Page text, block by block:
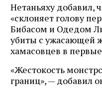
Нетаньяху добавил,
«склоняет голову
Бибасом и Одедом
убиты с ужасающей
хамасовцев в
«Жестокость
границ», — добавил